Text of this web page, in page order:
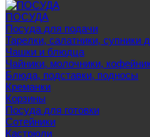
ПОСУДА
Посуда для подачи
Тарелки, салатники, супники
Чашки и блюдца
Чайники, молочники,
Блюда, подставки, подносы
Креманки
Корзины
Посуда для готовки
Сотейники
Кастрюли